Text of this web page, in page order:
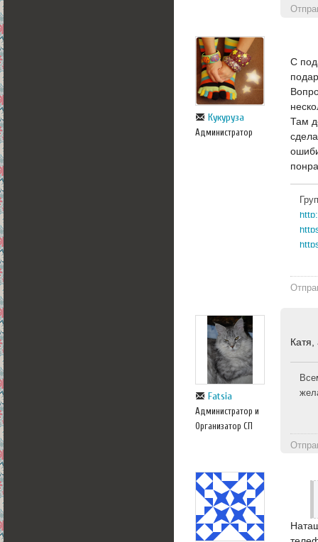
Кукуруза
Администратор
С
Там
Fatsia
Администратор и
Организатор СП